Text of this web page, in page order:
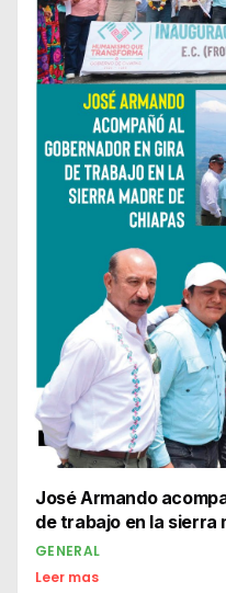
José Armando
de trabajo en la sierra
GENERAL
Leer mas